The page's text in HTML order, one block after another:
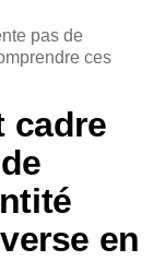
pas de
ces
cadre
en